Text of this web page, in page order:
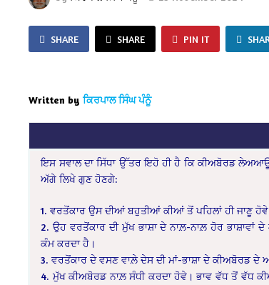
SHARE SHARE PIN IT
Written by ਕਿਰਪਾਲ ਸਿੰਘ ਪੰਨੂੰ
ਇਸ ਸਵਾਲ ਦਾ ਸਿੱਧਾ ਉੱਤਰ ਇਹੋ ਹੀ ਹੈ ਕਿ ਕੀਅਬੋਰਡ
ਅੱਗੇ ਲਿਖੇ ਗੁਣ ਹੋਣਗੇ:
1. ਵਰਤੋਂਕਾਰ ਉਸ ਦੀਆਂ ਬਹੁਤੀਆਂ ਕੀਆਂ ਤੋਂ ਪਹਿਲਾਂ ਹੀ ਜਾਣੂ
2. ਉਹ ਵਰਤੋਂਕਾਰ ਦੀ ਮੁੱਖ ਭਾਸ਼ਾ ਦੇ ਨਾਲ਼-ਨਾਲ਼ ਹੋਰ
ਕੰਮ ਕਰਦਾ ਹੈ।
3. ਵਰਤੋਂਕਾਰ ਦੇ ਵਸਣ ਵਾਲ਼ੇ ਦੇਸ ਦੀ ਮਾਂ-ਭਾਸ਼ਾ ਦੇ ਕੀਅਬੋਰਡ ਦੇ
4. ਮੁੱਖ ਕੀਅਬੋਰਡ ਨਾਲ਼ ਸੰਧੀ ਕਰਦਾ ਹੋਵੇ। ਭਾਵ ਵੱਧ ਤੋਂ ਵੱਧ